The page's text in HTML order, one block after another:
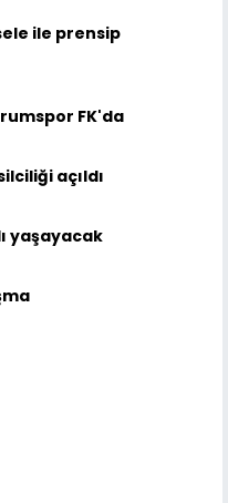
ile prensip
FK'da
açıldı
yaşayacak